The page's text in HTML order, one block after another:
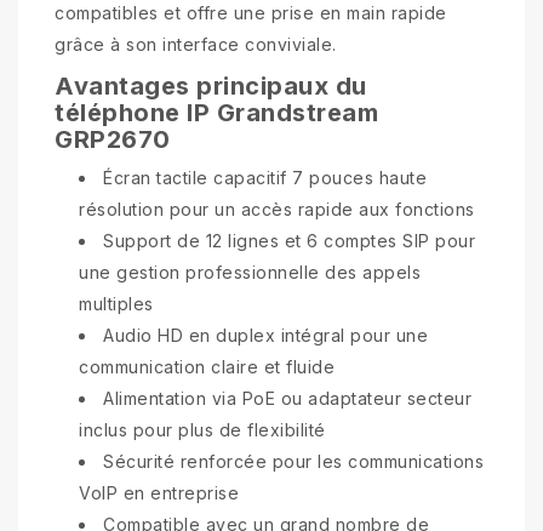
compatibles et offre une prise en main rapide
grâce à son interface conviviale.
Avantages principaux du
téléphone IP Grandstream
GRP2670
Écran tactile capacitif 7 pouces haute
résolution pour un accès rapide aux fonctions
Support de 12 lignes et 6 comptes SIP pour
une gestion professionnelle des appels
multiples
Audio HD en duplex intégral pour une
communication claire et fluide
Alimentation via PoE ou adaptateur secteur
inclus pour plus de flexibilité
Sécurité renforcée pour les communications
VoIP en entreprise
Compatible avec un grand nombre de